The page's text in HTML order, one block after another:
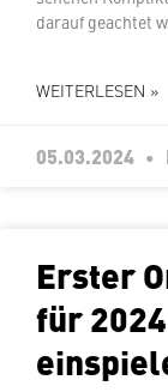
darauf geachtet
WEITERLESEN »
05.03.2024
Erster
für